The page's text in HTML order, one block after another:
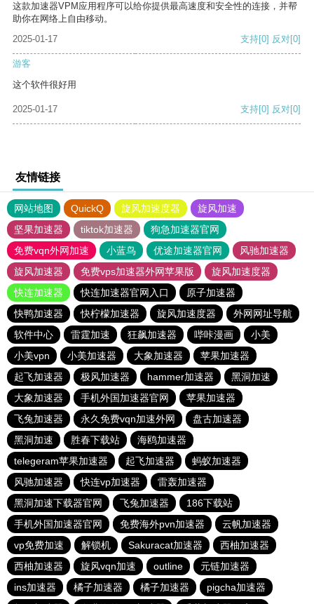
这款加速器VPM应用程序可以给你提供最高速度和安全性的连接，并帮
助你在网络上自由移动。
2025-01-17
支持[0] 反对[0]
游客
这个软件很好用
2025-01-17 支持[0] 反对[0]
友情链接
网站地图 QuickQ 旋风加速度器
旋风加速
坚果加速器
tiktok加速器
狗急加速器官网
免费vqn外网加速
小蓝鸟 优途加速器官网
风驰加速器
旋风加速器
免费vps加速器外网苹果版
旋风加速度器
快连加速器
快连加速器官网入口
原子加速器
快鸭加速器
快柠檬加速器 旋风加速度器
外网网址导航
软件中心
雷霆加速 狂飙加速器 哔咔漫画
小美
小美vpn
小美加速器 大象加速器
苹果加速器
起飞加速器
极风加速器 hammer加速器
黑洞加速
大象加速器
手机外国加速器官网
苹果加速器
飞兔加速器
永久免费vqn加速外网
盘古加速器
黑洞加速
胜春下载站
海鸥加速器
telegeram苹果加速器
起飞加速器
蚂蚁加速器
风驰加速器
快连vp加速器
雷轰加速器
黑洞加速下载器官网
飞兔加速器
186下载站
手机外国加速器官网
免费海外pvn加速器
云帆加速器
vp免费加速
解锁机 Sakuracat加速器
西柚加速器
西柚加速器
旋风vqn加速 outline
元链加速器
ins加速器
橘子加速器 橘子加速器
pigcha加速器